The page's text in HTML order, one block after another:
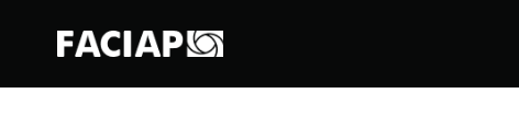
FACIAPE